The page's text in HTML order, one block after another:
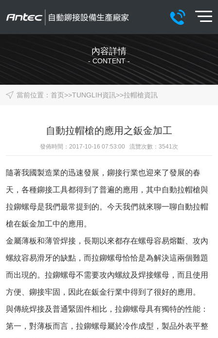
內容詳情
- CONTENT -
當前位置： 首页>>TUNGLIH資訊>>拉帽槍資訊
自動拉帽槍的應用之鈑金加工
發佈時間：2017-10-16 07:53:00 流覽次數： 3541次
隨著我國製造業的迅速發展，鉚接行業也迎來了發展的春
天，各種鉚接工具都得到了普遍的應用，其中 自動拉帽槍與
拉鉚螺母是我們最常提到的。今天我們就來聊一聊自動拉帽
槍在鈑金加工中的應用。
金屬薄板和薄管焊接，長期以來都存在螺母容易熔斷、攻內
螺紋容易滑牙的缺點，而拉鉚螺母恰恰是為解決這兩個難題
而出現的。拉鉚螺母不需要攻內螺紋及焊接螺母，而且使用
方便、鉚接牢固，因此在鈑金行業中得到了很好的應用。
與傳統焊接及普通緊固件相比，拉鉚螺母具有獨特的性能：
第一，對薄板而言，拉鉚螺母屬於冷作成型，製品外表平整